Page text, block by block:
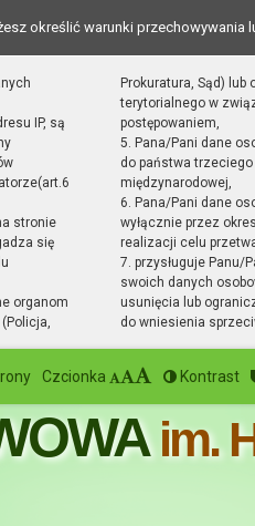
określić warunki
IP, są
stronie
się
organom
Prokuratura, Sąd)
terytorialnego w
postępowaniem,
5. Pana/Pani dane
do państwa
międzynarodowej,
6. Pana/Pani dane
wyłącznie przez
realizacji celu
7. przysługuje Panu/
swoich danych
usunięcia lub
do wniesienia
Czcionka Kontrast
im.